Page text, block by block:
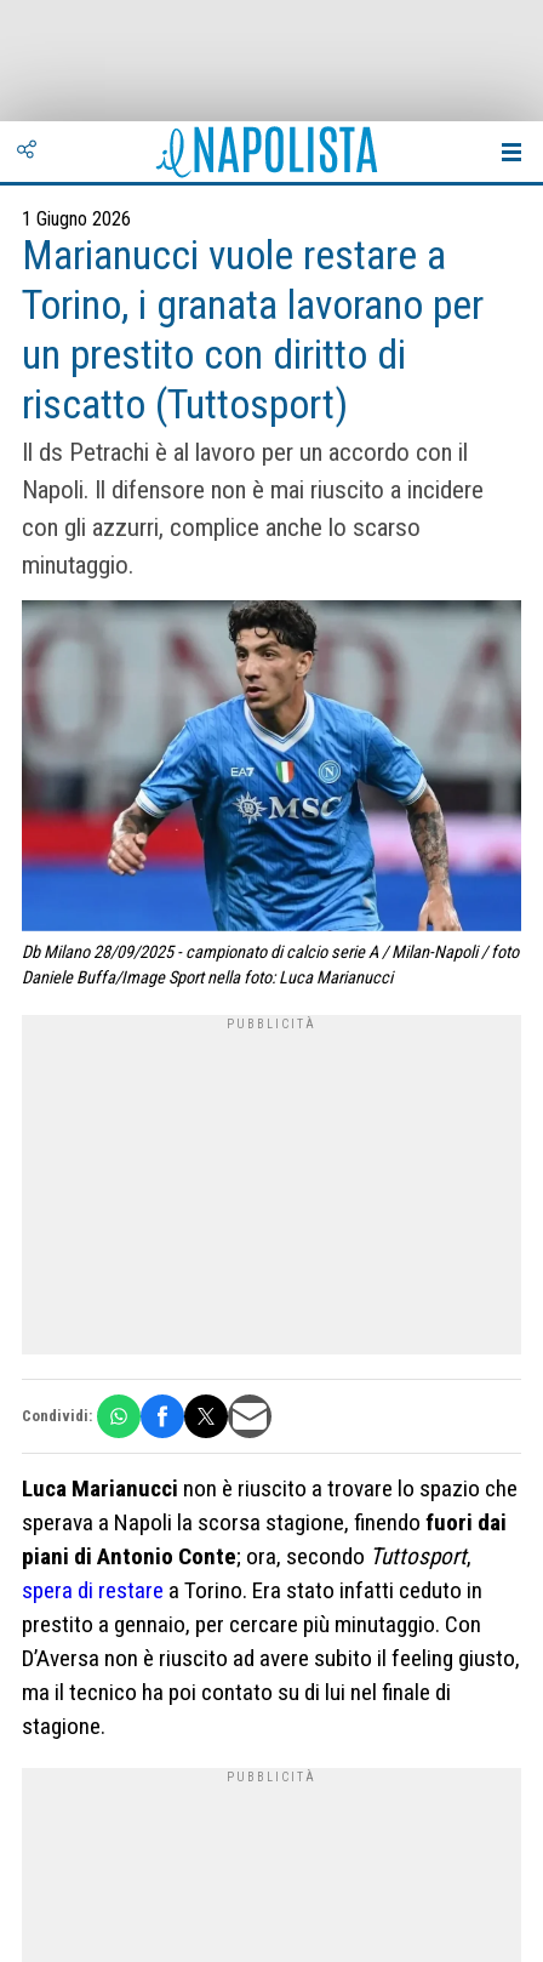
1 Giugno 2026
Marianucci vuole restare a
Torino, i granata lavorano per
un prestito con diritto di
riscatto (Tuttosport)
Il ds Petrachi è al lavoro per un accordo con il
Napoli. Il difensore non è mai riuscito a incidere
con gli azzurri, complice anche lo scarso
minutaggio.
Db Milano 28/09/2025 - campionato di calcio serie A / Milan-Napoli / foto
Daniele Buffa/Image Sport nella foto: Luca Marianucci
Condividi:
Luca Marianucci non è riuscito a trovare lo spazio che
sperava a Napoli la scorsa stagione, finendo fuori dai
piani di Antonio Conte; ora, secondo Tuttosport,
spera di restare a Torino. Era stato infatti ceduto in
prestito a gennaio, per cercare più minutaggio. Con
D’Aversa non è riuscito ad avere subito il feeling giusto,
ma il tecnico ha poi contato su di lui nel finale di
stagione.